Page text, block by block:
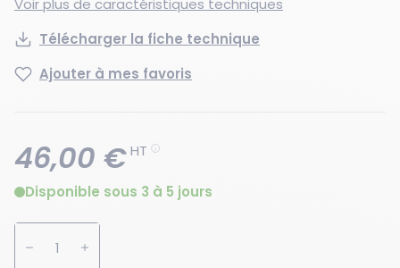
Voir plus de caractéristiques techniques
Télécharger la fiche technique
Ajouter à mes favoris
46,00 €HT
Disponible sous 3 à 5 jours
Augmenter la quantité